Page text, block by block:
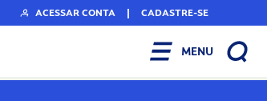
ACESSAR CONTA | CADASTRE-SE
MENU